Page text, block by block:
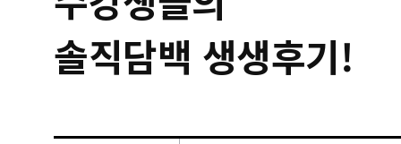
솔직담백 생생후기!